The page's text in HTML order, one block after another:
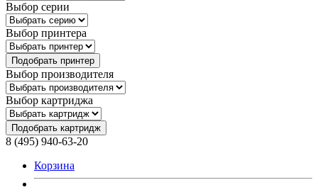
Выбор серии
Выбор принтера
Подобрать принтер
Выбор производителя
Выбор картриджа
Подобрать картридж
8 (495) 940-63-20
Корзина